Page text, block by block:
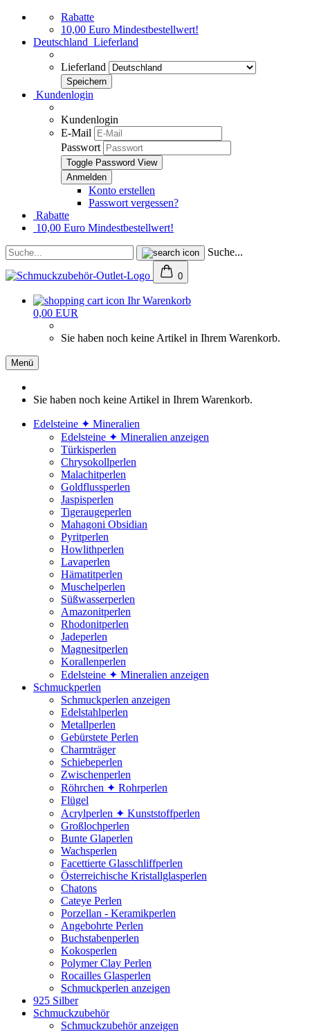
Rabatte
10,00 Euro Mindestbestellwert!
Deutschland Lieferland
Lieferland
Kundenlogin
Kundenlogin
E-Mail
Passwort
Toggle Password View
Konto erstellen
Passwort vergessen?
Rabatte
10,00 Euro Mindestbestellwert!
Suche...
0
Ihr Warenkorb
0,00 EUR
Sie haben noch keine Artikel in Ihrem Warenkorb.
Menü
Sie haben noch keine Artikel in Ihrem Warenkorb.
Edelsteine ✦ Mineralien
Edelsteine ✦ Mineralien anzeigen
Türkisperlen
Chrysokollperlen
Malachitperlen
Goldflussperlen
Jaspisperlen
Tigeraugeperlen
Mahagoni Obsidian
Pyritperlen
Howlithperlen
Lavaperlen
Hämatitperlen
Muschelperlen
Süßwasserperlen
Amazonitperlen
Rhodonitperlen
Jadeperlen
Magnesitperlen
Korallenperlen
Edelsteine ✦ Mineralien anzeigen
Schmuckperlen
Schmuckperlen anzeigen
Edelstahlperlen
Metallperlen
Gebürstete Perlen
Charmträger
Schiebeperlen
Zwischenperlen
Röhrchen ✦ Rohrperlen
Flügel
Acrylperlen ✦ Kunststoffperlen
Großlochperlen
Bunte Glaperlen
Wachsperlen
Facettierte Glasschliffperlen
Österreichische Kristallglasperlen
Chatons
Cateye Perlen
Porzellan - Keramikperlen
Angebohrte Perlen
Buchstabenperlen
Kokosperlen
Polymer Clay Perlen
Rocailles Glasperlen
Schmuckperlen anzeigen
925 Silber
Schmuckzubehör
Schmuckzubehör anzeigen